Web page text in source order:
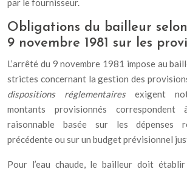
par le fournisseur.
Obligations du bailleur
9 novembre 1981 sur les
L’arrêté du 9 novembre 1981 impose au
strictes concernant la gestion des
dispositions réglementaires exigent
montants provisionnés
raisonnable basée sur les dépenses
précédente ou sur un budget prévisionnel
Pour l’eau chaude, le bailleur doit